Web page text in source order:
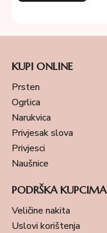
KUPI ONLINE
Prsten
Ogrlica
Narukvica
Privjesak slova
Privjesci
Naušnice
PODRŠKA KUPCIMA
Veličine nakita
Uslovi korištenja